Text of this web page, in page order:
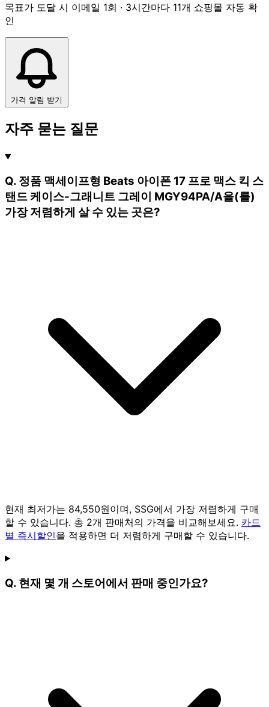
목표가 도달 시 이메일 1회 · 3시간마다 11개 쇼핑몰 자동 확
인
가격 알림 받기
자주 묻는 질문
Q. 정품 맥세이프형 Beats 아이폰 17 프로 맥스 킥 스
탠드 케이스-그래니트 그레이 MGY94PA/A을(를)
가장 저렴하게 살 수 있는 곳은?
현재 최저가는 84,550원이며, SSG에서 가장 저렴하게 구매
할 수 있습니다. 총 2개 판매처의 가격을 비교해보세요. 카드
별 즉시할인을 적용하면 더 저렴하게 구매할 수 있습니다.
Q. 현재 몇 개 스토어에서 판매 중인가요?